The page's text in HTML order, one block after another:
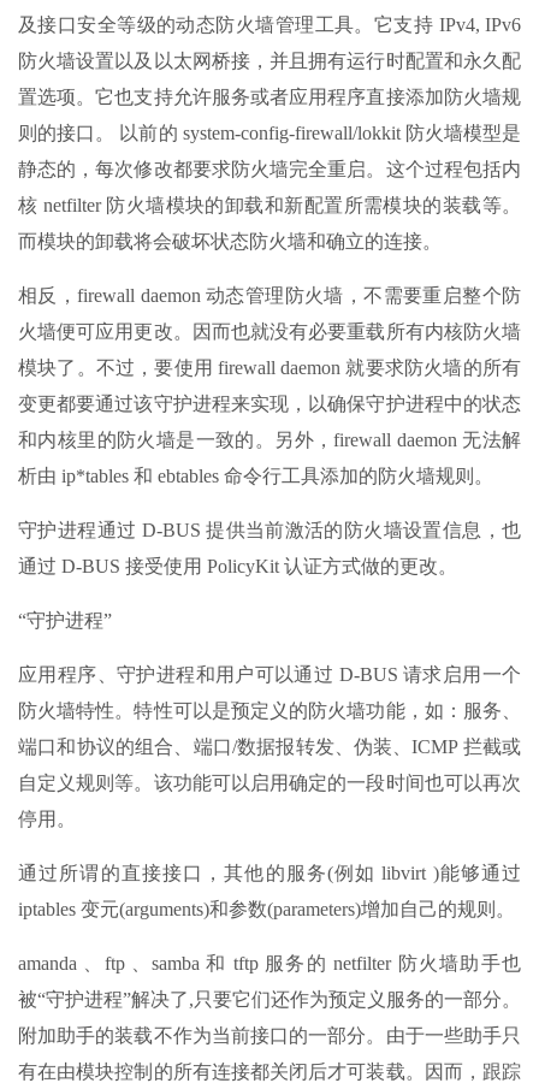
及接口安全等级的动态防火墙管理工具。它支持 IPv4, IPv6
防火墙设置以及以太网桥接，并且拥有运行时配置和永久配
置选项。它也支持允许服务或者应用程序直接添加防火墙规
则的接口。 以前的 system-config-firewall/lokkit 防火墙模型是
静态的，每次修改都要求防火墙完全重启。这个过程包括内
核 netfilter 防火墙模块的卸载和新配置所需模块的装载等。
而模块的卸载将会破坏状态防火墙和确立的连接。
相反，firewall daemon 动态管理防火墙，不需要重启整个防
火墙便可应用更改。因而也就没有必要重载所有内核防火墙
模块了。不过，要使用 firewall daemon 就要求防火墙的所有
变更都要通过该守护进程来实现，以确保守护进程中的状态
和内核里的防火墙是一致的。另外，firewall daemon 无法解
析由 ip*tables 和 ebtables 命令行工具添加的防火墙规则。
守护进程通过 D-BUS 提供当前激活的防火墙设置信息，也
通过 D-BUS 接受使用 PolicyKit 认证方式做的更改。
“守护进程”
应用程序、守护进程和用户可以通过 D-BUS 请求启用一个
防火墙特性。特性可以是预定义的防火墙功能，如：服务、
端口和协议的组合、端口/数据报转发、伪装、ICMP 拦截或
自定义规则等。该功能可以启用确定的一段时间也可以再次
停用。
通过所谓的直接接口，其他的服务(例如 libvirt )能够通过
iptables 变元(arguments)和参数(parameters)增加自己的规则。
amanda 、ftp 、samba 和 tftp 服务的 netfilter 防火墙助手也
被“守护进程”解决了,只要它们还作为预定义服务的一部分。
附加助手的装载不作为当前接口的一部分。由于一些助手只
有在由模块控制的所有连接都关闭后才可装载。因而，跟踪